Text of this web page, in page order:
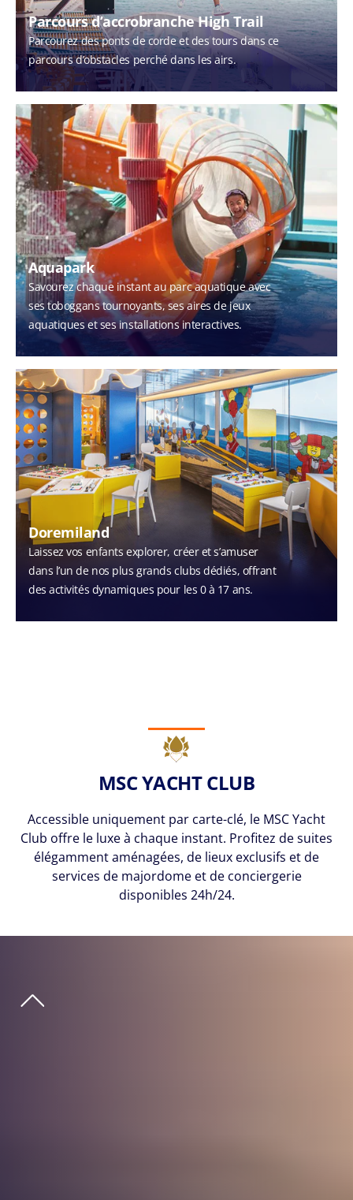
Parcours d’accrobranche High Trail
Parcourez des ponts de corde et des tours dans ce
parcours d’obstacles perché dans les airs.
Aquapark
Savourez chaque instant au parc aquatique avec
ses toboggans tournoyants, ses aires de jeux
aquatiques et ses installations interactives.
Doremiland
Laissez vos enfants explorer, créer et s’amuser
dans l’un de nos plus grands clubs dédiés, offrant
des activités dynamiques pour les 0 à 17 ans.
MSC YACHT CLUB
Accessible uniquement par carte-clé, le MSC Yacht
Club offre le luxe à chaque instant. Profitez de suites
élégamment aménagées, de lieux exclusifs et de
services de majordome et de conciergerie
disponibles 24h/24.